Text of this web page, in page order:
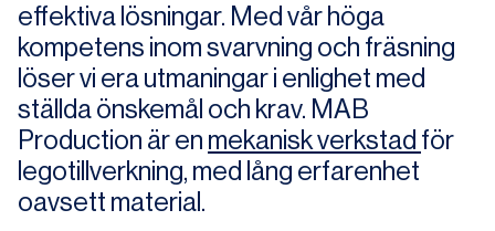
effektiva lösningar. Med vår höga
kompetens inom svarvning och fräsning
löser vi era utmaningar i enlighet med
ställda önskemål och krav. MAB
Production är en mekanisk verkstad för
legotillverkning, med lång erfarenhet
oavsett material.